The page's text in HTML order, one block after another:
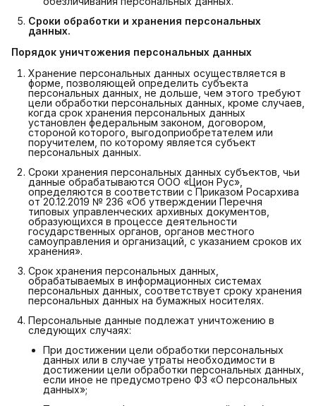
Сроки обработки и хранения персональных
данных.
Порядок уничтожения персональных данных
Хранение персональных данных осуществляется в
форме, позволяющей определить субъекта
персональных данных, не дольше, чем этого требуют
цели обработки персональных данных, кроме случаев,
когда срок хранения персональных данных
установлен федеральным законом, договором,
стороной которого, выгодоприобретателем или
поручителем, по которому является субъект
персональных данных.
Сроки хранения персональных данных субъектов, чьи
данные обрабатываются ООО «Цион Рус»,
определяются в соответствии с Приказом Росархива
от 20.12.2019 № 236 «Об утверждении Перечня
типовых управленческих архивных документов,
образующихся в процессе деятельности
государственных органов, органов местного
самоуправления и организаций, с указанием сроков их
хранения».
Срок хранения персональных данных,
обрабатываемых в информационных системах
персональных данных, соответствует сроку хранения
персональных данных на бумажных носителях.
Персональные данные подлежат уничтожению в
следующих случаях:
При достижении цели обработки персональных
данных или в случае утраты необходимости в
достижении цели обработки персональных данных,
если иное не предусмотрено ФЗ «О персональных
данных»;